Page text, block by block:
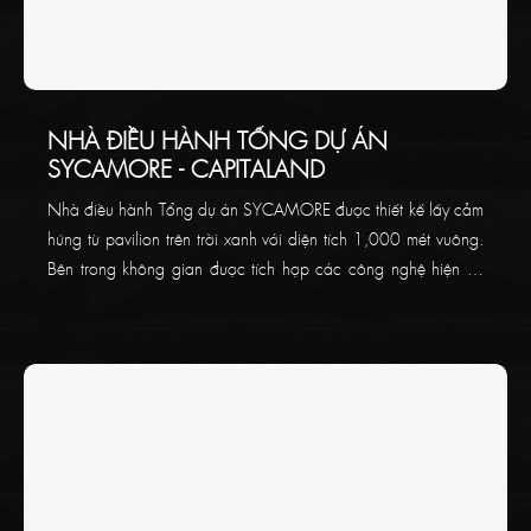
NHÀ ĐIỀU HÀNH TỔNG DỰ ÁN
SYCAMORE - CAPITALAND
Nhà điều hành Tổng dự án SYCAMORE được thiết kế lấy cảm
hứng từ pavilion trên trời xanh với diện tích 1,000 mét vuông.
Bên trong không gian được tích hợp các công nghệ hiện tại